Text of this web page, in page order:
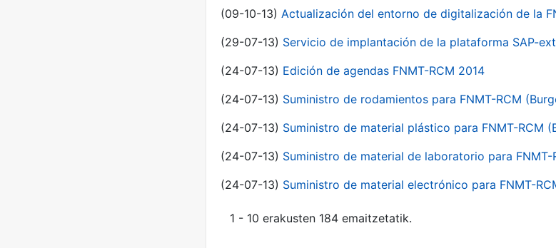
(09-10-13) Actualización del entorno de digitalización de la
(29-07-13) Servicio de implantación de la plataforma SAP-
(24-07-13) Edición de agendas FNMT-RCM 2014
(24-07-13) Suministro de rodamientos para FNMT-RCM
(24-07-13) Suministro de material plástico para FNMT-RCM
(24-07-13) Suministro de material de laboratorio para FNMT-
(24-07-13) Suministro de material electrónico para FNMT-
1 - 10 erakusten 184 emaitzetatik.